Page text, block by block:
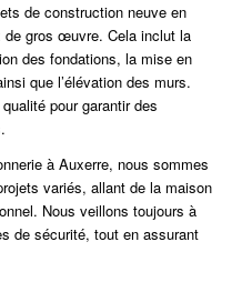
de construction neuve en
de gros œuvre. Cela inclut la
des fondations, la mise en
que l’élévation des murs.
pour garantir des
à Auxerre, nous sommes
variés, allant de la maison
Nous veillons toujours à
de sécurité, tout en assurant